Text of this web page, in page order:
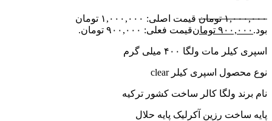
۱,۰۰۰,۰۰۰ تومان
قیمت اصلی: ۱,۰۰۰,۰۰۰ تومان
بود. ۹۰۰,۰۰۰ تومانقیمت فعلی: ۹۰۰,۰۰۰ تومان.
اسپری کیلر مات ولگا ۴۰۰ میلی گرم
نوع محصول اسپری کیلر clear
نام برند ولگا کالر ساخت کشور ترکیه
پایه ساخت رزین آکرلیک پایه حلال